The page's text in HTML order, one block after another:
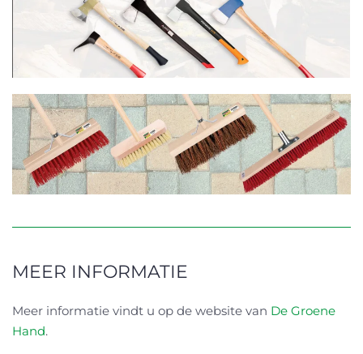
LEES MEER
LEES MEER
MEER INFORMATIE
Meer informatie vindt u op de website van De Groene
Hand.